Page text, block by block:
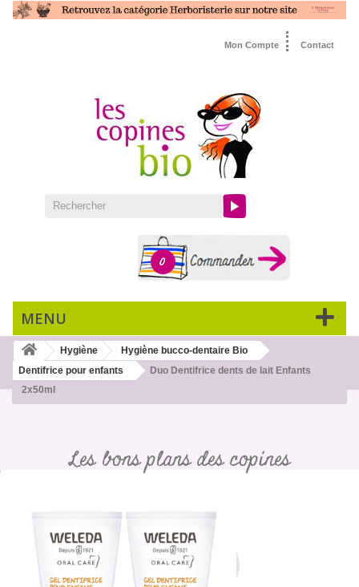
Contact
Mon Compte
0
MENU
Hygiène
Hygiène bucco-dentaire Bio
Dentifrice pour enfants
Duo Dentifrice dents de lait Enfants
2x50ml
Les bons plans des copines